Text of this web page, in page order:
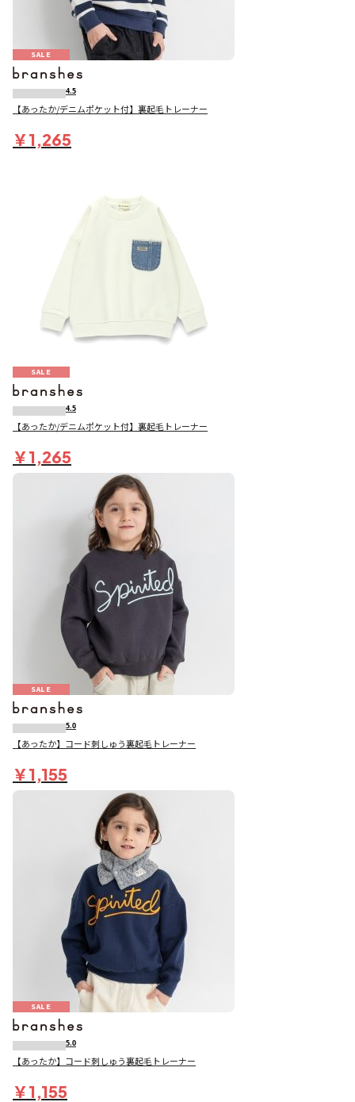
SALE
4.5
【あったか/デニムポケット付】裏起毛トレーナー
￥1,265
SALE
4.5
【あったか/デニムポケット付】裏起毛トレーナー
￥1,265
SALE
5.0
【あったか】コード刺しゅう裏起毛トレーナー
￥1,155
SALE
5.0
【あったか】コード刺しゅう裏起毛トレーナー
￥1,155